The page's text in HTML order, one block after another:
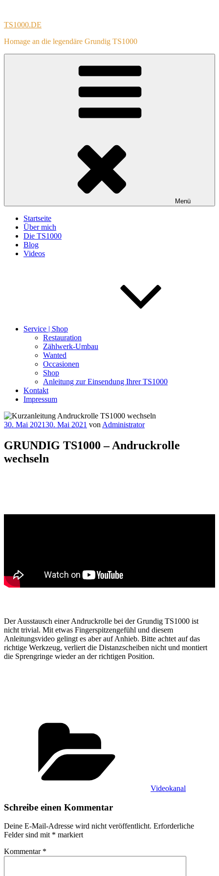
springen
TS1000.DE
Homage an die legendäre Grundig TS1000
Menü
Startseite
Über mich
Die TS1000
Blog
Videos
Service | Shop
Restauration
Zählwerk-Umbau
Wanted
Occasionen
Shop
Anleitung zur Einsendung Ihrer TS1000
Kontakt
Impressum
Veröffentlicht
30. Mai 202130. Mai 2021 von Administrator
GRUNDIG TS1000 – Andruckrolle
wechseln
Der Ausstausch einer Andruckrolle bei der Grundig TS1000 ist
nicht trivial. Mit etwas Fingerspitzengefühl und diesem
Anleitungsvideo gelingt es aber auf Anhieb. Bitte achtet auf das
richtige Werkzeug, verliert die Distanzscheiben nicht und montiert
die Sprengringe wieder an der richtigen Position.
Videokanal
Schreibe einen Kommentar
Deine E-Mail-Adresse wird nicht veröffentlicht. Erforderliche
Felder sind mit * markiert
Kommentar *